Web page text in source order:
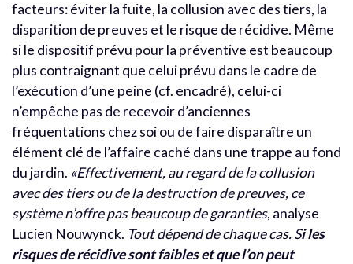
facteurs: éviter la fuite, la collusion avec des tiers, la
disparition de preuves et le risque de récidive. Même
si le dispositif prévu pour la préventive est beaucoup
plus contraignant que celui prévu dans le cadre de
l’exécution d’une peine (cf. encadré), celui-ci
n’empêche pas de recevoir d’anciennes
fréquentations chez soi ou de faire disparaître un
élément clé de l’affaire caché dans une trappe au fond
du jardin. «Effectivement, au regard de la collusion
avec des tiers ou de la destruction de preuves, ce
système n’offre pas beaucoup de garanties, analyse
Lucien Nouwynck. Tout dépend de chaque cas. Si les
risques de récidive sont faibles et que l’on peut